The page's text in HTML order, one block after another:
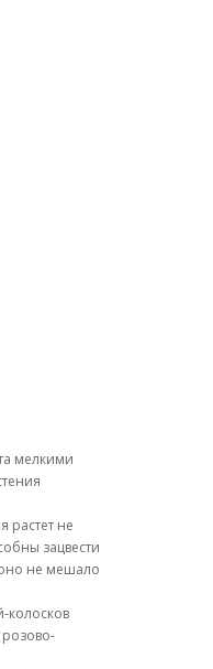
мелкими
растет не
зацвести
оно не мешало
колосков